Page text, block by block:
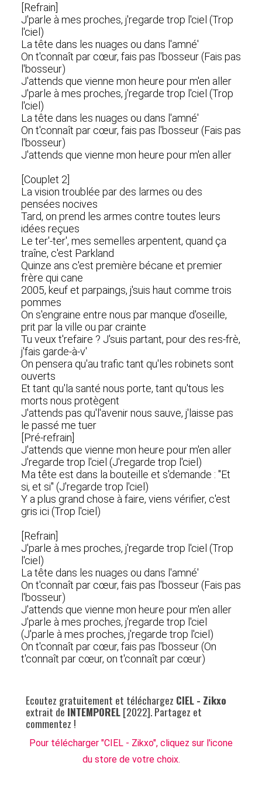
[Refrain]
J'parle à mes proches, j'regarde trop l'ciel (Trop
l'ciel)
La tête dans les nuages ou dans l'amné'
On t'connaît par cœur, fais pas l'bosseur (Fais pas
l'bosseur)
J'attends que vienne mon heure pour m'en aller
J'parle à mes proches, j'regarde trop l'ciel (Trop
l'ciel)
La tête dans les nuages ou dans l'amné'
On t'connaît par cœur, fais pas l'bosseur (Fais pas
l'bosseur)
J'attends que vienne mon heure pour m'en aller
[Couplet 2]
La vision troublée par des larmes ou des
pensées nocives
Tard, on prend les armes contre toutes leurs
idées reçues
Le ter'-ter', mes semelles arpentent, quand ça
traîne, c'est Parkland
Quinze ans c'est première bécane et premier
frère qui cane
2005, keuf et parpaings, j'suis haut comme trois
pommes
On s'engraine entre nous par manque d'oseille,
prit par la ville ou par crainte
Tu veux t'refaire ? J'suis partant, pour des res-frè,
j'fais garde-à-v'
On pensera qu'au trafic tant qu'les robinets sont
ouverts
Et tant qu'la santé nous porte, tant qu'tous les
morts nous protègent
J'attends pas qu'l'avenir nous sauve, j'laisse pas
le passé me tuer
[Pré-refrain]
J'attends que vienne mon heure pour m'en aller
J'regarde trop l'ciel (J'regarde trop l'ciel)
Ma tête est dans la bouteille et s'demande : "Et
si, et si" (J'regarde trop l'ciel)
Y a plus grand chose à faire, viens vérifier, c'est
gris ici (Trop l'ciel)
[Refrain]
J'parle à mes proches, j'regarde trop l'ciel (Trop
l'ciel)
La tête dans les nuages ou dans l'amné'
On t'connaît par cœur, fais pas l'bosseur (Fais pas
l'bosseur)
J'attends que vienne mon heure pour m'en aller
J'parle à mes proches, j'regarde trop l'ciel
(J'parle à mes proches, j'regarde trop l'ciel)
On t'connaît par cœur, fais pas l'bosseur (On
t'connaît par cœur, on t'connaît par cœur)
Ecoutez gratuitement et téléchargez CIEL - Zikxo
extrait de INTEMPOREL[2022]. Partagez et
commentez !
Pour télécharger "CIEL - Zikxo", cliquez sur l'icone
du store de votre choix.